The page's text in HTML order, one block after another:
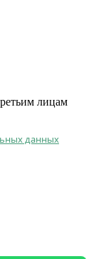
лицам
данных